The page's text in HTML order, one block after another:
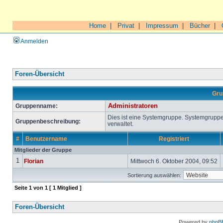
Home Privat Impressum Bücher|
Anmelden
Foren-Übersicht
Gruppenname:
Administratoren
Gruppenbeschreibung:
Dies ist eine Systemgruppe.
verwaltet.
# Benutzername Registriert
Mitglieder der Gruppe
1 Florian Mittwoch 6. Oktober 2004, 09:52
Sortierung auswählen:
Seite 1 von 1 [ 1 Mitglied ]
Foren-Übersicht